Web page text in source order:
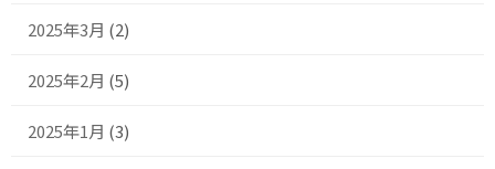
2025年3月 (2)
2025年2月 (5)
2025年1月 (3)